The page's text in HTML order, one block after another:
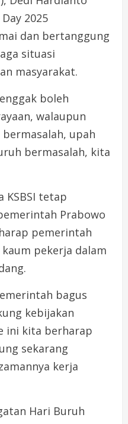
2025
dan bertanggung
situasi
masyarakat.
boleh
walaupun
upah
bermasalah, kita
KSBSI tetap
Prabowo
pemerintah
pekerja dalam
bagus
kebijakan
ini kita berharap
sekarang
kerja
Hari Buruh